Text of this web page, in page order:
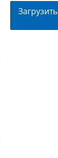
Загрузить